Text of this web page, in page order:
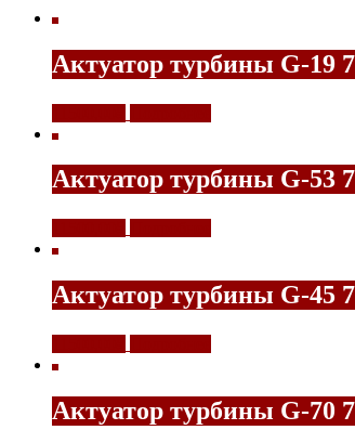
Актуатор турбины G-19
Актуатор турбины G-53
Актуатор турбины G-45
Актуатор турбины G-70